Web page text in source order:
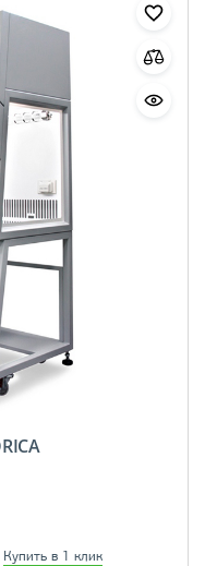
Купить в 1 клик